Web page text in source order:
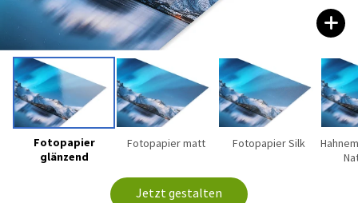
Fotopapier
glänzend
Fotopapier matt Fotopapier Silk
Jetzt gestalten